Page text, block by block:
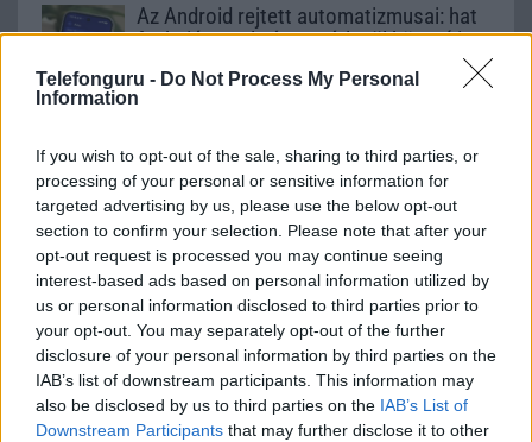
Telefonguru - Do Not Process My Personal
Information
If you wish to opt-out of the sale, sharing to third parties, or
processing of your personal or sensitive information for
targeted advertising by us, please use the below opt-out
section to confirm your selection. Please note that after your
opt-out request is processed you may continue seeing
interest-based ads based on personal information utilized by
us or personal information disclosed to third parties prior to
your opt-out. You may separately opt-out of the further
disclosure of your personal information by third parties on the
IAB’s list of downstream participants. This information may
also be disclosed by us to third parties on the IAB’s List of
Downstream Participants that may further disclose it to other
Az Android rejtett automatizmusai: hat
funkció, amely észrevétlenül könnyíti
2026.06.14
| Android Police
amelyek maguktól dolgoznak a háttérben.
Ez a rejtett Samsung funkció teljesen
megváltoztatja a mobilhasználatot –
sokan mégsem tudnak róla
2026.07.12| Android Central
Az Edge Panel az egyik leghasznosabb funkció, amely
jelentősen felgyorsítja a mindennapi használatot,
miközben a Pixel telefonokból továbbra is hiányzik.